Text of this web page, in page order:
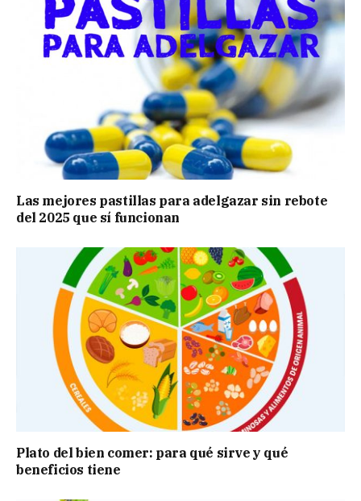
Las mejores pastillas para adelgazar sin rebote
del 2025 que sí funcionan
Plato del bien comer: para qué sirve y qué
beneficios tiene